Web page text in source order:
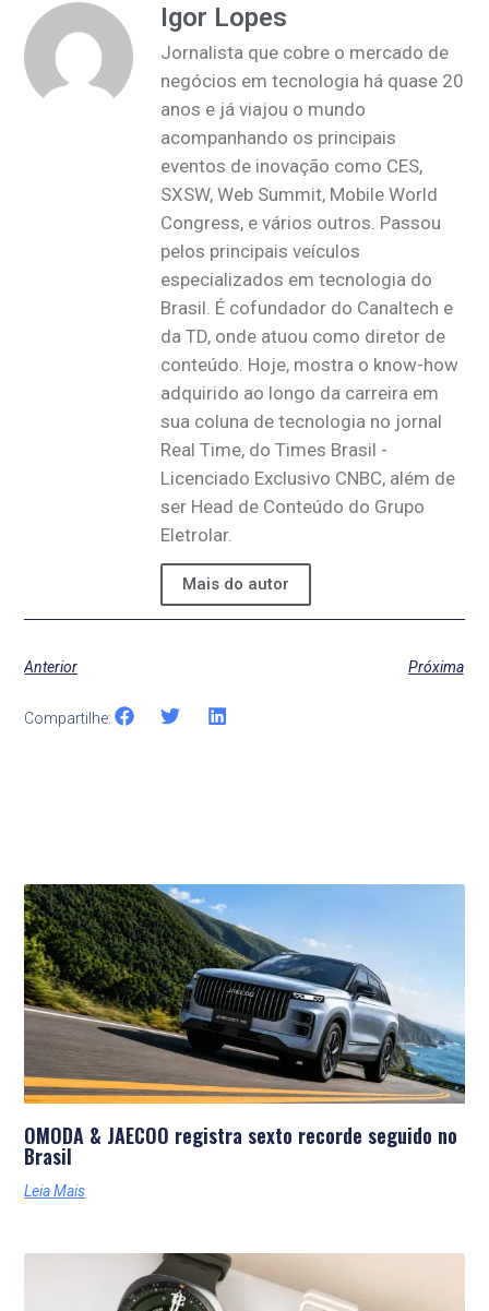
Igor Lopes
Jornalista que cobre o mercado de
negócios em tecnologia há quase 20
anos e já viajou o mundo
acompanhando os principais
eventos de inovação como CES,
SXSW, Web Summit, Mobile World
Congress, e vários outros. Passou
pelos principais veículos
especializados em tecnologia do
Brasil. É cofundador do Canaltech e
da TD, onde atuou como diretor de
conteúdo. Hoje, mostra o know-how
adquirido ao longo da carreira em
sua coluna de tecnologia no jornal
Real Time, do Times Brasil -
Licenciado Exclusivo CNBC, além de
ser Head de Conteúdo do Grupo
Eletrolar.
Mais do autor
Anterior Próxima
Compartilhe:
Últimas Notícias
OMODA & JAECOO registra sexto recorde seguido no
Brasil
Leia Mais